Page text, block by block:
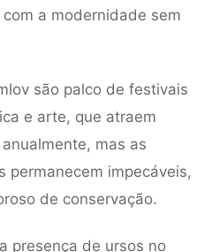
a modernidade sem
são palco de festivais
e arte, que atraem
mas as
permanecem impecáveis,
de conservação.
presença de ursos no